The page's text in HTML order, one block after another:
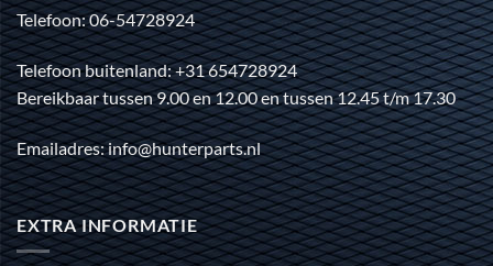
Telefoon: 06-54728924
Telefoon buitenland: +31 654728924
Bereikbaar tussen 9.00 en 12.00 en tussen 12.45 t/m 17.30
Emailadres: info@hunterparts.nl
EXTRA INFORMATIE